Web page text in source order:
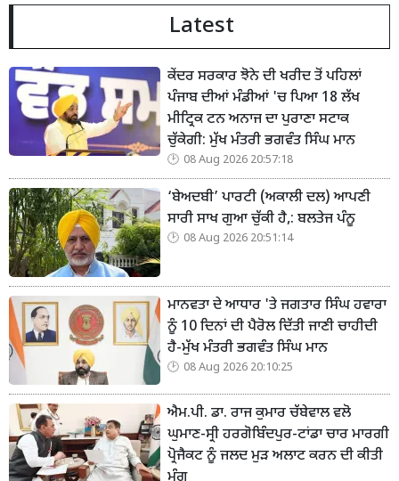
Latest
ਕੇਂਦਰ ਸਰਕਾਰ ਝੋਨੇ ਦੀ ਖਰੀਦ ਤੋਂ ਪਹਿਲਾਂ
ਪੰਜਾਬ ਦੀਆਂ ਮੰਡੀਆਂ 'ਚ ਪਿਆ 18 ਲੱਖ
ਮੀਟ੍ਰਿਕ ਟਨ ਅਨਾਜ ਦਾ ਪੁਰਾਣਾ ਸਟਾਕ
ਚੁੱਕੇਗੀ: ਮੁੱਖ ਮੰਤਰੀ ਭਗਵੰਤ ਸਿੰਘ ਮਾਨ
08 Aug 2026 20:57:18
‘ਬੇਅਦਬੀ’ ਪਾਰਟੀ (ਅਕਾਲੀ ਦਲ) ਆਪਣੀ
ਸਾਰੀ ਸਾਖ ਗੁਆ ਚੁੱਕੀ ਹੈ,: ਬਲਤੇਜ ਪੰਨੂ
08 Aug 2026 20:51:14
ਮਾਨਵਤਾ ਦੇ ਆਧਾਰ 'ਤੇ ਜਗਤਾਰ ਸਿੰਘ ਹਵਾਰਾ
ਨੂੰ 10 ਦਿਨਾਂ ਦੀ ਪੈਰੋਲ ਦਿੱਤੀ ਜਾਣੀ ਚਾਹੀਦੀ
ਹੈ-ਮੁੱਖ ਮੰਤਰੀ ਭਗਵੰਤ ਸਿੰਘ ਮਾਨ
08 Aug 2026 20:10:25
ਐਮ.ਪੀ. ਡਾ. ਰਾਜ ਕੁਮਾਰ ਚੱਬੇਵਾਲ ਵਲੋ
ਘੁਮਾਣ-ਸ੍ਰੀ ਹਰਗੋਬਿੰਦਪੁਰ-ਟਾਂਡਾ ਚਾਰ ਮਾਰਗੀ
ਪ੍ਰੋਜੈਕਟ ਨੂੰ ਜਲਦ ਮੁੜ ਅਲਾਟ ਕਰਨ ਦੀ ਕੀਤੀ